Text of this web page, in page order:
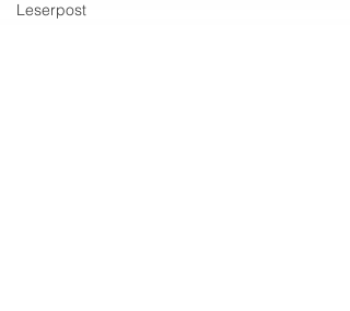
Leserpost